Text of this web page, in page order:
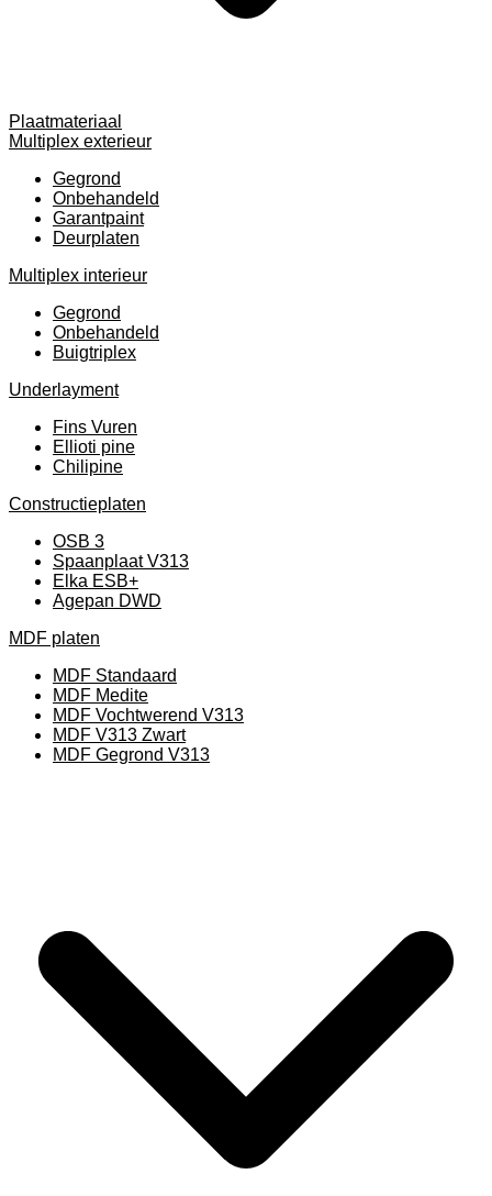
Plaatmateriaal
Multiplex exterieur
Gegrond
Onbehandeld
Garantpaint
Deurplaten
Multiplex interieur
Gegrond
Onbehandeld
Buigtriplex
Underlayment
Fins Vuren
Ellioti pine
Chilipine
Constructieplaten
OSB 3
Spaanplaat V313
Elka ESB+
Agepan DWD
MDF platen
MDF Standaard
MDF Medite
MDF Vochtwerend V313
MDF V313 Zwart
MDF Gegrond V313